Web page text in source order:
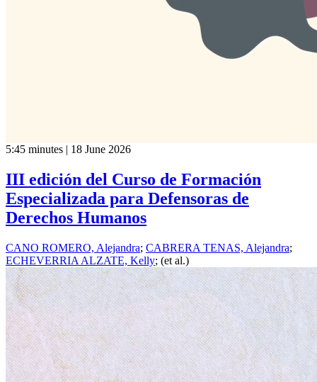
5:45 minutes | 18 June 2026
III edición del Curso de Formación
Especializada para Defensoras de
Derechos Humanos
CANO ROMERO, Alejandra; CABRERA TENAS, Alejandra;
ECHEVERRIA ALZATE, Kelly; (et al.)